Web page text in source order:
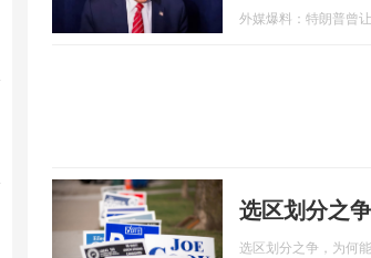
外媒爆料：特朗普曾
选区划分之
选区划分之争，为何